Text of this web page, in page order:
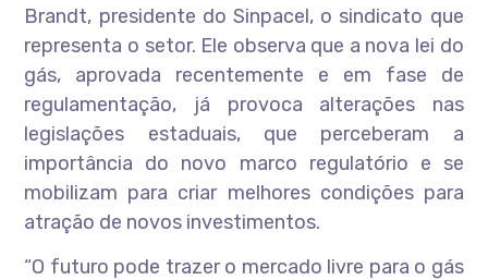
Brandt, presidente do Sinpacel, o sindicato que
representa o setor. Ele observa que a nova lei do
gás, aprovada recentemente e em fase de
regulamentação, já provoca alterações nas
legislações estaduais, que perceberam a
importância do novo marco regulatório e se
mobilizam para criar melhores condições para
atração de novos investimentos.
“O futuro pode trazer o mercado livre para o gás